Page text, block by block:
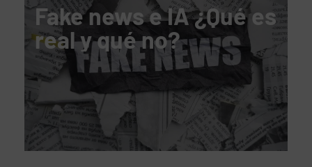
Fake news e IA ¿Qué es
real y qué no?